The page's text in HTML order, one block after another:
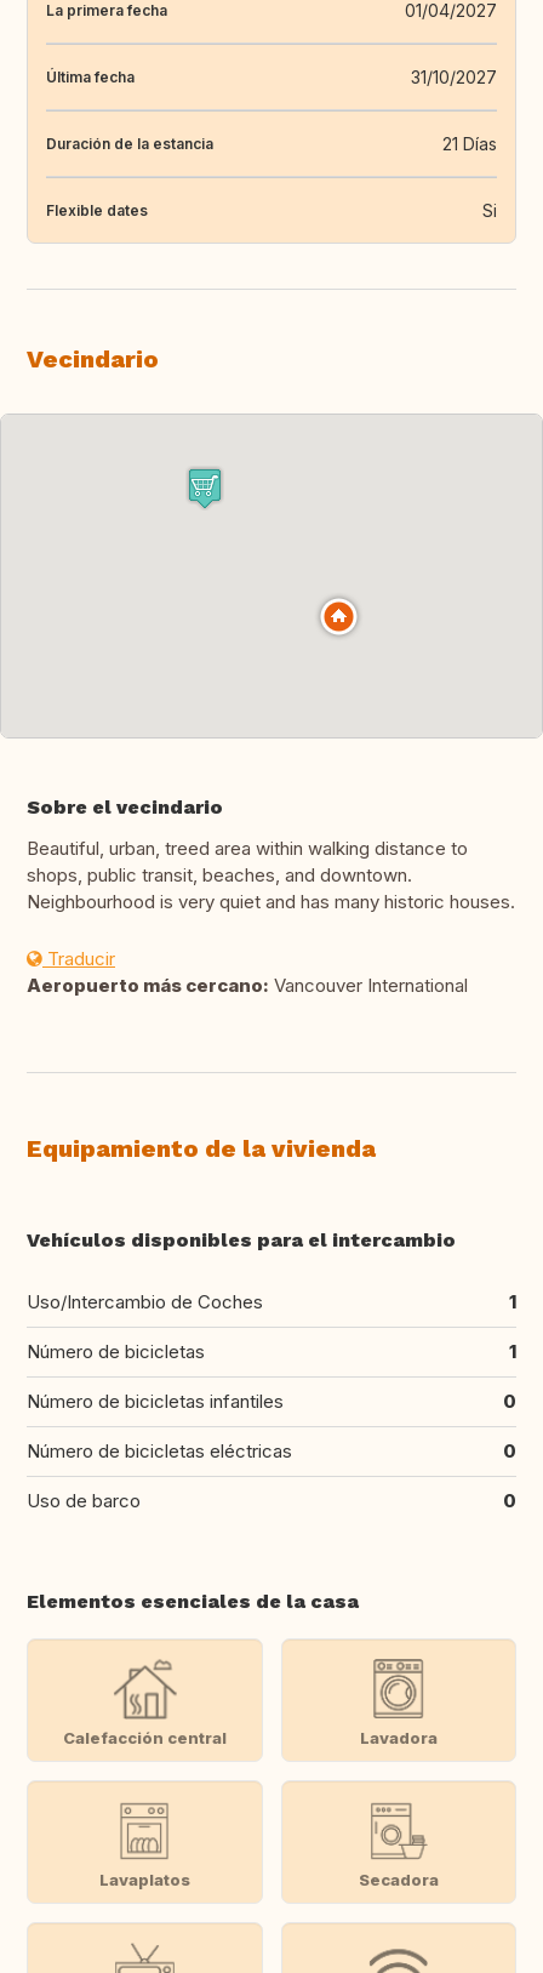
La primera fecha 01/04/2027
Última fecha 31/10/2027
Duración de la estancia 21 Días
Flexible dates Si
Vecindario
Sobre el vecindario
Beautiful, urban, treed area within walking distance to
shops, public transit, beaches, and downtown.
Neighbourhood is very quiet and has many historic houses.
Traducir
Aeropuerto más cercano: Vancouver International
Equipamiento de la vivienda
Vehículos disponibles para el intercambio
Uso/Intercambio de Coches 1
Número de bicicletas 1
Número de bicicletas infantiles 0
Número de bicicletas eléctricas 0
Uso de barco 0
Elementos esenciales de la casa
Calefacción central Lavadora
Lavaplatos Secadora